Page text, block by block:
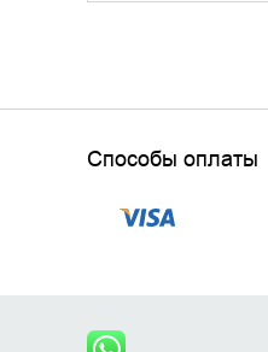
Способы оплаты